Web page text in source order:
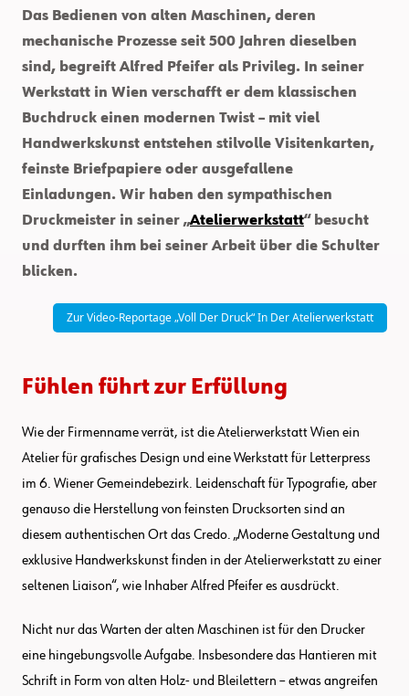
Das Bedienen von alten Maschinen, deren
mechanische Prozesse seit 500 Jahren dieselben
sind, begreift Alfred Pfeifer als Privileg. In seiner
Werkstatt in Wien verschafft er dem klassischen
Buchdruck einen modernen Twist – mit viel
Handwerkskunst entstehen stilvolle Visitenkarten,
feinste Briefpapiere oder ausgefallene
Einladungen. Wir haben den sympathischen
Druckmeister in seiner „Atelierwerkstatt“ besucht
und durften ihm bei seiner Arbeit über die Schulter
blicken.
Zur Video-Reportage „Voll Der Druck“ In Der Atelierwerkstatt
Fühlen führt zur Erfüllung
Wie der Firmenname verrät, ist die Atelierwerkstatt Wien ein
Atelier für grafisches Design und eine Werkstatt für Letterpress
im 6. Wiener Gemeindebezirk. Leidenschaft für Typografie, aber
genauso die Herstellung von feinsten Drucksorten sind an
diesem authentischen Ort das Credo. „Moderne Gestaltung und
exklusive Handwerkskunst finden in der Atelierwerkstatt zu einer
seltenen Liaison“, wie Inhaber Alfred Pfeifer es ausdrückt.
Nicht nur das Warten der alten Maschinen ist für den Drucker
eine hingebungsvolle Aufgabe. Insbesondere das Hantieren mit
Schrift in Form von alten Holz- und Bleilettern – etwas angreifen